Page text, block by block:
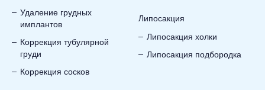
Удаление грудных
имплантов
Коррекция тубулярной
груди
Коррекция сосков
Липосакция
Липосакция холки
Липосакция подбородка